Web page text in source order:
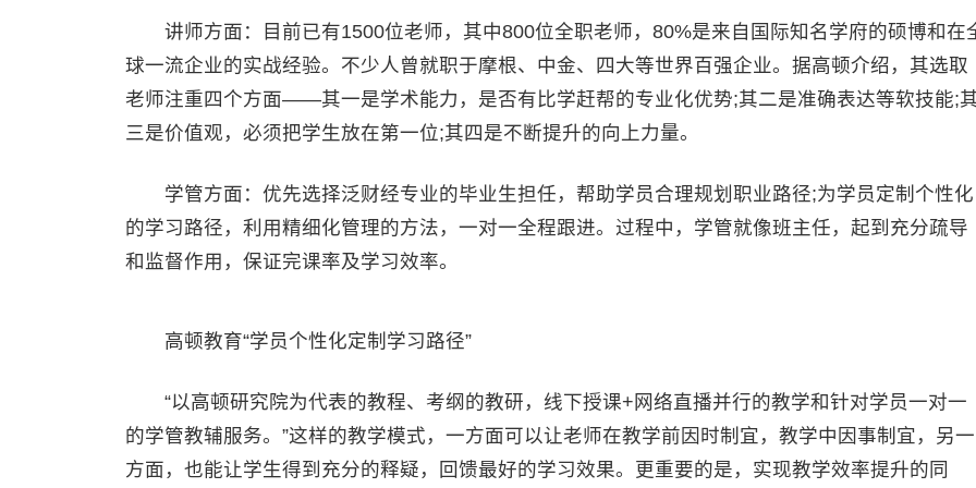
讲师方面：目前已有1500位老师，其中800位全职老师，80%是来自国际知名学府的硕博和在
球一流企业的实战经验。不少人曾就职于摩根、中金、四大等世界百强企业。据高顿介绍，其选取
老师注重四个方面——其一是学术能力，是否有比学赶帮的专业化优势;其二是准确表达等软技能;
三是价值观，必须把学生放在第一位;其四是不断提升的向上力量。
学管方面：优先选择泛财经专业的毕业生担任，帮助学员合理规划职业路径;为学员定制个性化
的学习路径，利用精细化管理的方法，一对一全程跟进。过程中，学管就像班主任，起到充分疏导
和监督作用，保证完课率及学习效率。
高顿教育“学员个性化定制学习路径”
“以高顿研究院为代表的教程、考纲的教研，线下授课+网络直播并行的教学和针对学员一对一
的学管教辅服务。”这样的教学模式，一方面可以让老师在教学前因时制宜，教学中因事制宜，另一
方面，也能让学生得到充分的释疑，回馈最好的学习效果。更重要的是，实现教学效率提升的同